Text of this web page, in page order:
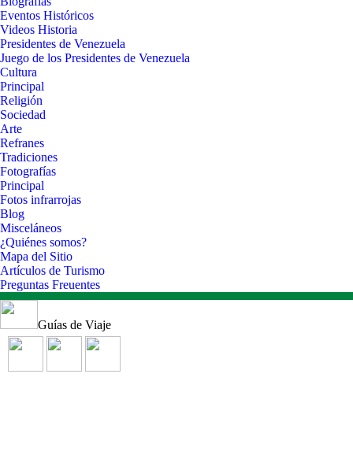
Eventos Históricos
Videos Historia
Presidentes de Venezuela
Juego de los Presidentes de Venezuela
Cultura
Principal
Religión
Sociedad
Arte
Refranes
Tradiciones
Fotografías
Principal
Fotos infrarrojas
Blog
Misceláneos
¿Quiénes somos?
Mapa del Sitio
Artículos de Turismo
Preguntas Freuentes
Guías de Viaje